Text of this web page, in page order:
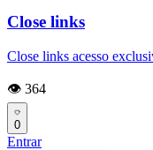
Close links
Close links acesso
👁️ 364
0
Entrar